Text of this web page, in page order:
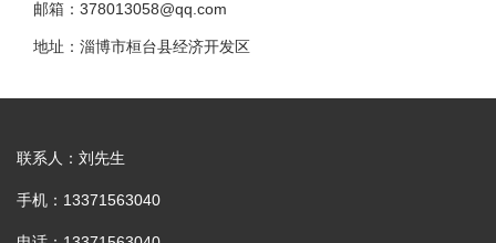
邮箱：378013058@qq.com
地址：淄博市桓台县经济开发区
联系人：刘先生
手机：13371563040